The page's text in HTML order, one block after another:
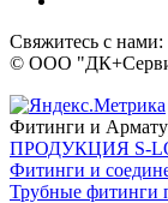
Свяжитесь с нами:
© ООО
Фитинги и
ПРОДУКЦИЯ S-
Фитинги и
Трубные фитинги